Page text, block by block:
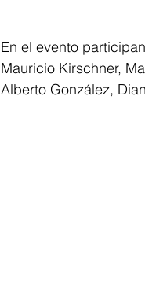
En el evento
Mauricio Kirschner,
Alberto González,